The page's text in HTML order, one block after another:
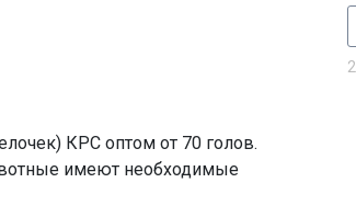
КРС оптом от 70 голов.
имеют необходимые